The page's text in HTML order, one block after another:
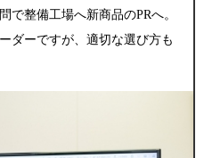
で整備工場へ新商品のPRへ。
ダーですが、適切な選び方も